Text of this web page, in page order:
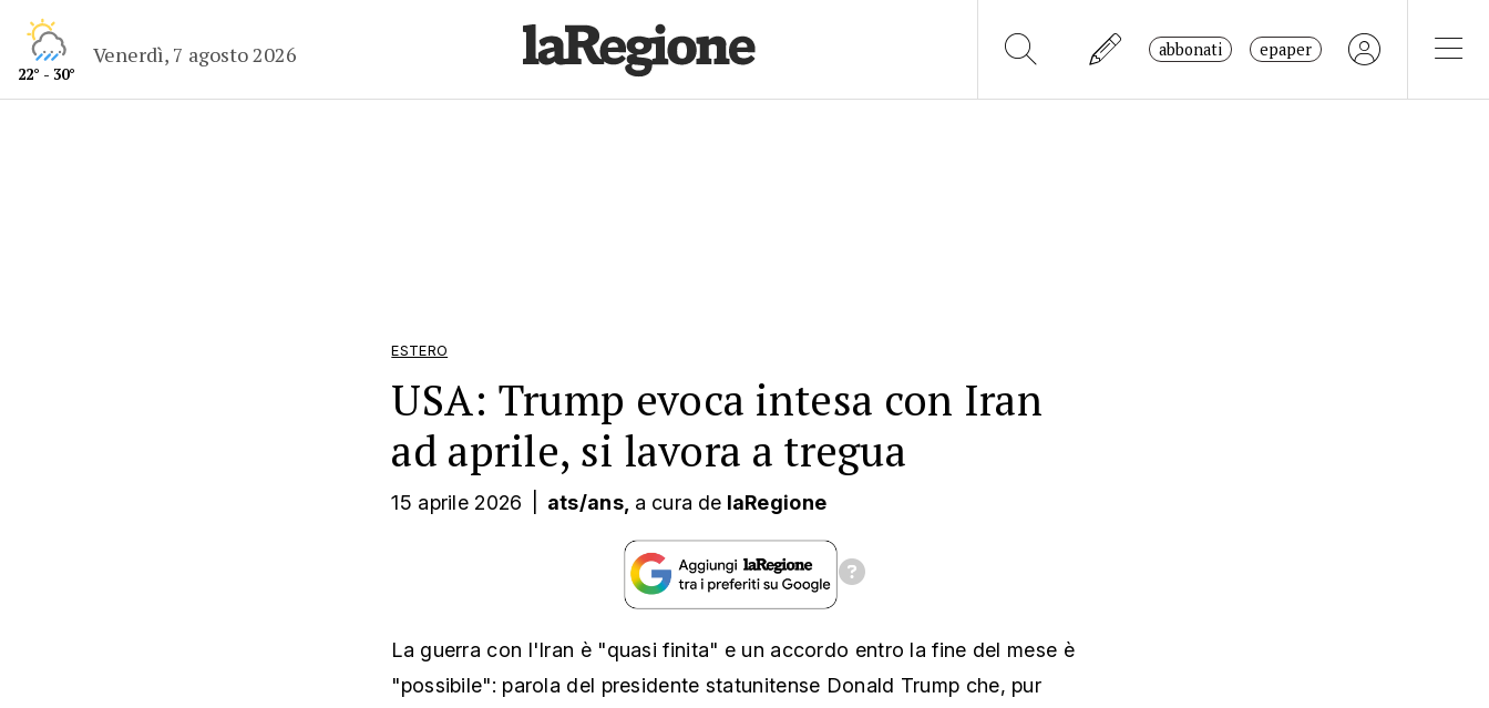
22° - 30°
Venerdì, 7 agosto 2026 abbonati epaper
ESTERO
USA: Trump evoca intesa con Iran
ad aprile, si lavora a tregua
15 aprile 2026 ats/ans, a cura de laRegione
La guerra con l'Iran è "quasi finita" e un accordo entro la fine del mese è
"possibile": parola del presidente statunitense Donald Trump che, pur